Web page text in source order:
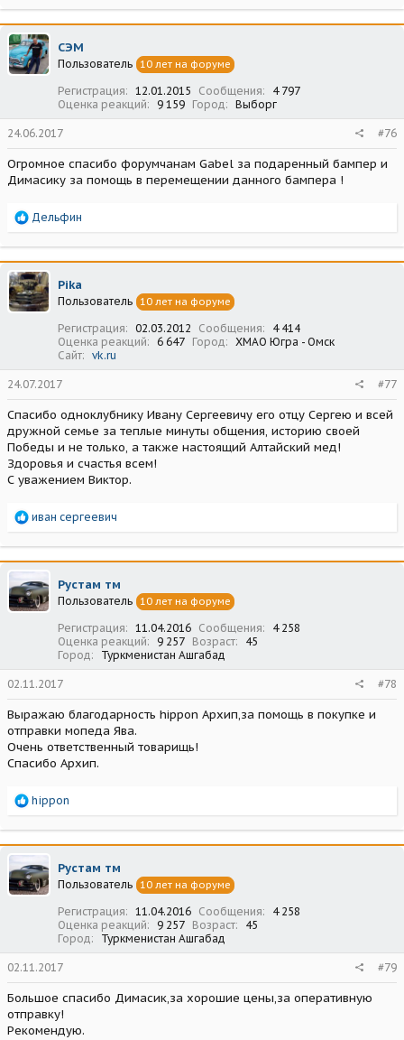
СЭМ
Пользователь 10 лет на форуме
Регистрация 12.01.2015 Сообщения
4 797
Оценка реакций
9 159 Город Выборг
24.06.2017 #76
Огромное спасибо форумчанам Gabel за подаренный бампер и
Димасику за помощь в перемещении данного бампера !
Р
а
к
ц
и
и
Дельфин
Pika
Пользователь 10 лет на форуме
Регистрация 02.03.2012 Сообщения
4 414
Оценка реакций
6 647 Город
ХМАО Югра - Омск
Сайт
vk.ru
24.07.2017 #77
Спасибо одноклубнику Ивану Сергеевичу его отцу Сергею и всей
дружной семье за теплые минуты общения, историю своей
Победы и не только, а также настоящий Алтайский мед!
Здоровья и счастья всем!
С уважением Виктор.
Р
а
к
ц
и
и
иван сергеевич
Рустам тм
Пользователь 10 лет на форуме
Регистрация 11.04.2016 Сообщения
4 258
Оценка реакций
9 257 Возраст
45
Город
Туркменистан Ашгабад
02.11.2017 #78
Выражаю благодарность hippon Архип,за помощь в покупке и
отправки мопеда Ява.
Очень ответственный товарищь!
Спасибо Архип.
Р
а
к
ц
и
и
hippon
Рустам тм
Пользователь 10 лет на форуме
Регистрация 11.04.2016 Сообщения
4 258
Оценка реакций
9 257 Возраст
45
Город
Туркменистан Ашгабад
02.11.2017 #79
Большое спасибо Димасик,за хорошие цены,за оперативную
отправку!
Рекомендую.